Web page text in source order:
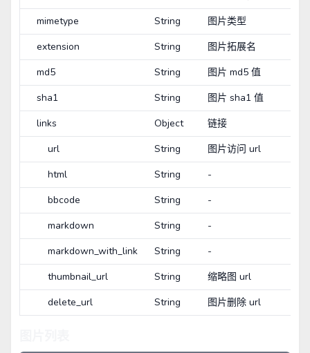
mimetype
String
图片类型
extension
String
图片拓展名
md5
String
图片 md5 值
sha1
String
图片 sha1 值
links
Object
链接
url
String
图片访问 url
html
String
-
bbcode
String
-
markdown
String
-
markdown_with_link
String
-
thumbnail_url
String
缩略图 url
delete_url
String 图片删除 url